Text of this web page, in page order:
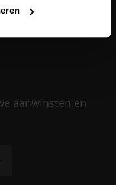
aanwinsten en